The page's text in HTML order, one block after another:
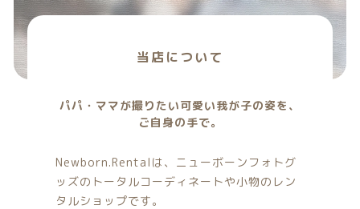
当店について
パパ・ママが撮りたい可愛い我が子の姿を、
ご自身の手で。
Newborn.Rentalは、ニューボーンフォトグ
ッズのトータルコーディネートや小物のレン
タルショップです。
トータルコーディネート
セット
男の子向けアイテム
男の子向けアイテム
小物単品レンタル
女の子向けアイテム
バースデーセット
絞り込み検索
親カテゴリー
価格帯